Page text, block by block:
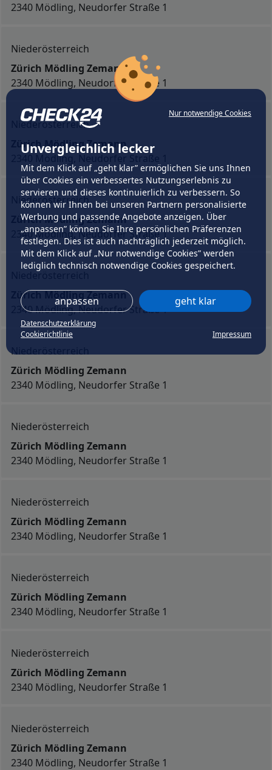
Nur notwendige Cookies
Unvergleichlich lecker
Mit dem Klick auf „geht klar” ermöglichen Sie uns Ihnen
über Cookies ein verbessertes Nutzungserlebnis zu
servieren und dieses kontinuierlich zu verbessern. So
können wir Ihnen bei unseren Partnern personalisierte
Werbung und passende Angebote anzeigen. Über
„anpassen” können Sie Ihre persönlichen Präferenzen
festlegen. Dies ist auch nachträglich jederzeit möglich.
Mit dem Klick auf „Nur notwendige Cookies” werden
lediglich technisch notwendige Cookies gespeichert.
anpassen geht klar
Datenschutzerklärung
Cookierichtlinie
Impressum
2340 Mödling, Neudorfer Straße 1
Niederösterreich
Zürich Mödling Zemann
2340 Mödling, Neudorfer Straße 1
Niederösterreich
Zürich Mödling Zemann
2340 Mödling, Neudorfer Straße 1
Niederösterreich
Zürich Mödling Zemann
2340 Mödling, Neudorfer Straße 1
Niederösterreich
Zürich Mödling Zemann
2340 Mödling, Neudorfer Straße 1
Niederösterreich
Zürich Mödling Zemann
2340 Mödling, Neudorfer Straße 1
Niederösterreich
Zürich Mödling Zemann
2340 Mödling, Neudorfer Straße 1
Niederösterreich
Zürich Mödling Zemann
2340 Mödling, Neudorfer Straße 1
Niederösterreich
Zürich Mödling Zemann
2340 Mödling, Neudorfer Straße 1
Niederösterreich
Zürich Mödling Zemann
2340 Mödling, Neudorfer Straße 1
Niederösterreich
Zürich Mödling Zemann
2340 Mödling, Neudorfer Straße 1